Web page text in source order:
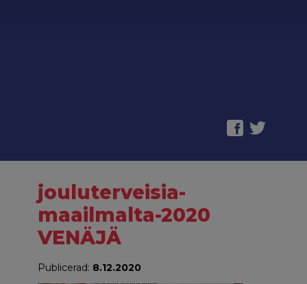
jouluterveisia-
maailmalta-2020
VENÄJÄ
Publicerad: 8.12.2020